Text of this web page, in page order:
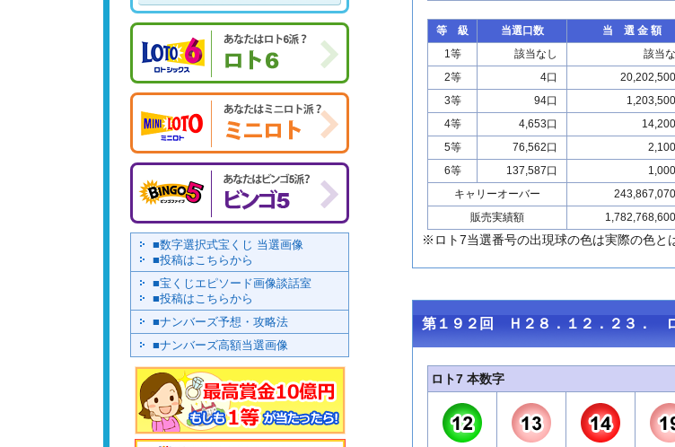
等 級 当選口数 当 選 金 額
1等
該当なし 該当
2等
4口
3等
94口
4等
4,653口
5等
76,562口
6等
137,587口
キャリーオーバー
販売実績額
※ロト7当選番号の出現球の色は実際の色と
第１９２回 Ｈ２８．１２．２３．
ロト7 本数字
■数字選択式宝くじ 当選画像
■投稿はこちらから
■宝くじエピソード画像談話室
■投稿はこちらから
■ナンバーズ予想・攻略法
■ナンバーズ高額当選画像